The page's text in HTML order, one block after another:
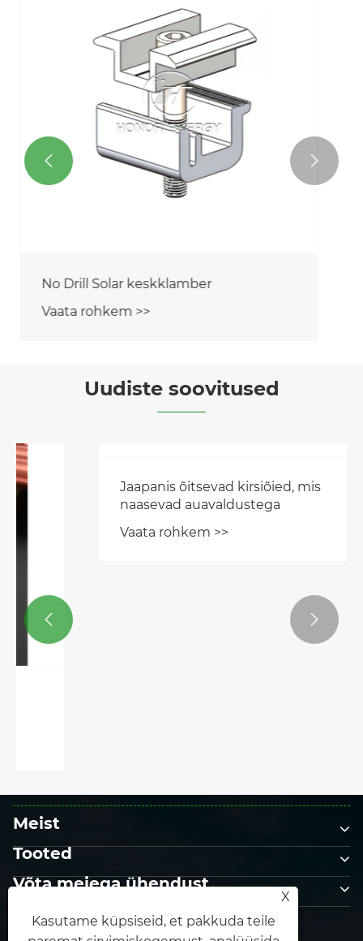
Vaata rohkem >>
 
Uudiste soovitused
 
Meist
Tooted
Võta meiega ühendust
JÄRGNE MEILE
X
Kasutame küpsiseid, et pakkuda teile